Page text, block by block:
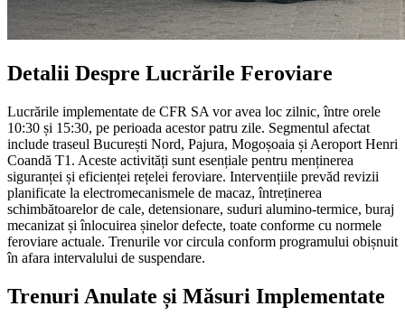
Detalii Despre Lucrările Feroviare
Lucrările implementate de CFR SA vor avea loc zilnic, între orele
10:30 și 15:30, pe perioada acestor patru zile. Segmentul afectat
include traseul București Nord, Pajura, Mogoșoaia și Aeroport Henri
Coandă T1. Aceste activități sunt esențiale pentru menținerea
siguranței și eficienței rețelei feroviare. Intervențiile prevăd revizii
planificate la electromecanismele de macaz, întreținerea
schimbătoarelor de cale, detensionare, suduri alumino-termice, buraj
mecanizat și înlocuirea șinelor defecte, toate conforme cu normele
feroviare actuale. Trenurile vor circula conform programului obișnuit
în afara intervalului de suspendare.
Trenuri Anulate și Măsuri Implementate